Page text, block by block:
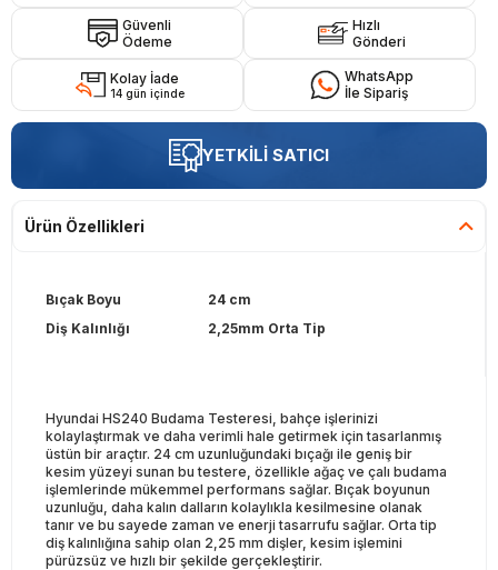
Güvenli
Ödeme
Hızlı
Gönderi
Kolay İade
14 gün içinde
WhatsApp
İle Sipariş
YETKİLİ SATICI
Ürün Özellikleri
Bıçak Boyu
24 cm
Diş Kalınlığı
2,25mm Orta Tip
Hyundai HS240 Budama Testeresi, bahçe işlerinizi
kolaylaştırmak ve daha verimli hale getirmek için tasarlanmış
üstün bir araçtır. 24 cm uzunluğundaki bıçağı ile geniş bir
kesim yüzeyi sunan bu testere, özellikle ağaç ve çalı budama
işlemlerinde mükemmel performans sağlar. Bıçak boyunun
uzunluğu, daha kalın dalların kolaylıkla kesilmesine olanak
tanır ve bu sayede zaman ve enerji tasarrufu sağlar. Orta tip
diş kalınlığına sahip olan 2,25 mm dişler, kesim işlemini
pürüzsüz ve hızlı bir şekilde gerçekleştirir.